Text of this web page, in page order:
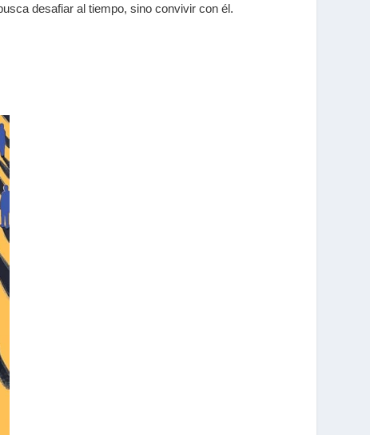
desafiar al tiempo, sino convivir con él.